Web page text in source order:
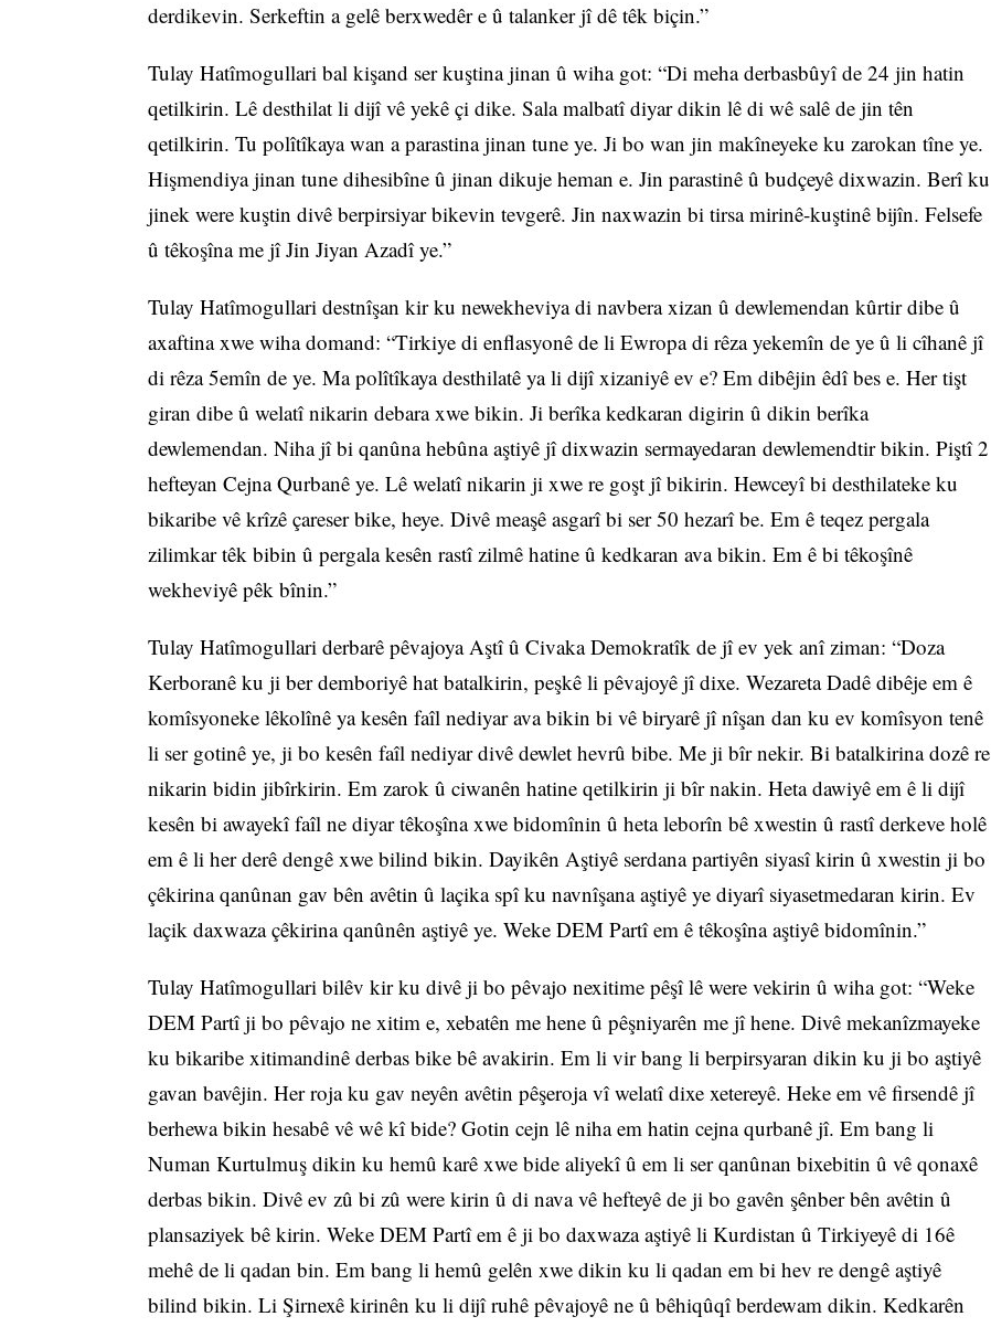
derdikevin. Serkeftin a gelê berxwedêr e û talanker jî dê têk biçin.”
Tulay Hatîmogullari bal kişand ser kuştina jinan û wiha got: “Di meha derbasbûyî de 24 jin hatin
qetilkirin. Lê desthilat li dijî vê yekê çi dike. Sala malbatî diyar dikin lê di wê salê de jin tên
qetilkirin. Tu polîtîkaya wan a parastina jinan tune ye. Ji bo wan jin makîneyeke ku zarokan tîne ye.
Hişmendiya jinan tune dihesibîne û jinan dikuje heman e. Jin parastinê û budçeyê dixwazin. Berî ku
jinek were kuştin divê berpirsiyar bikevin tevgerê. Jin naxwazin bi tirsa mirinê-kuştinê bijîn. Felsefe
û têkoşîna me jî Jin Jiyan Azadî ye.”
Tulay Hatîmogullari destnîşan kir ku newekheviya di navbera xizan û dewlemendan kûrtir dibe û
axaftina xwe wiha domand: “Tirkiye di enflasyonê de li Ewropa di rêza yekemîn de ye û li cîhanê jî
di rêza 5emîn de ye. Ma polîtîkaya desthilatê ya li dijî xizaniyê ev e? Em dibêjin êdî bes e. Her tişt
giran dibe û welatî nikarin debara xwe bikin. Ji berîka kedkaran digirin û dikin berîka
dewlemendan. Niha jî bi qanûna hebûna aştiyê jî dixwazin sermayedaran dewlemendtir bikin. Piştî 2
hefteyan Cejna Qurbanê ye. Lê welatî nikarin ji xwe re goşt jî bikirin. Hewceyî bi desthilateke ku
bikaribe vê krîzê çareser bike, heye. Divê meaşê asgarî bi ser 50 hezarî be. Em ê teqez pergala
zilimkar têk bibin û pergala kesên rastî zilmê hatine û kedkaran ava bikin. Em ê bi têkoşînê
wekheviyê pêk bînin.”
Tulay Hatîmogullari derbarê pêvajoya Aştî û Civaka Demokratîk de jî ev yek anî ziman: “Doza
Kerboranê ku ji ber demboriyê hat batalkirin, peşkê li pêvajoyê jî dixe. Wezareta Dadê dibêje em ê
komîsyoneke lêkolînê ya kesên faîl nediyar ava bikin bi vê biryarê jî nîşan dan ku ev komîsyon tenê
li ser gotinê ye, ji bo kesên faîl nediyar divê dewlet hevrû bibe. Me ji bîr nekir. Bi batalkirina dozê re
nikarin bidin jibîrkirin. Em zarok û ciwanên hatine qetilkirin ji bîr nakin. Heta dawiyê em ê li dijî
kesên bi awayekî faîl ne diyar têkoşîna xwe bidomînin û heta leborîn bê xwestin û rastî derkeve holê
em ê li her derê dengê xwe bilind bikin. Dayikên Aştiyê serdana partiyên siyasî kirin û xwestin ji bo
çêkirina qanûnan gav bên avêtin û laçika spî ku navnîşana aştiyê ye diyarî siyasetmedaran kirin. Ev
laçik daxwaza çêkirina qanûnên aştiyê ye. Weke DEM Partî em ê têkoşîna aştiyê bidomînin.”
Tulay Hatîmogullari bilêv kir ku divê ji bo pêvajo nexitime pêşî lê were vekirin û wiha got: “Weke
DEM Partî ji bo pêvajo ne xitim e, xebatên me hene û pêşniyarên me jî hene. Divê mekanîzmayeke
ku bikaribe xitimandinê derbas bike bê avakirin. Em li vir bang li berpirsyaran dikin ku ji bo aştiyê
gavan bavêjin. Her roja ku gav neyên avêtin pêşeroja vî welatî dixe xetereyê. Heke em vê firsendê jî
berhewa bikin hesabê vê wê kî bide? Gotin cejn lê niha em hatin cejna qurbanê jî. Em bang li
Numan Kurtulmuş dikin ku hemû karê xwe bide aliyekî û em li ser qanûnan bixebitin û vê qonaxê
derbas bikin. Divê ev zû bi zû were kirin û di nava vê hefteyê de ji bo gavên şênber bên avêtin û
plansaziyek bê kirin. Weke DEM Partî em ê ji bo daxwaza aştiyê li Kurdistan û Tirkiyeyê di 16ê
mehê de li qadan bin. Em bang li hemû gelên xwe dikin ku li qadan em bi hev re dengê aştiyê
bilind bikin. Li Şirnexê kirinên ku li dijî ruhê pêvajoyê ne û bêhiqûqî berdewam dikin. Kedkarên